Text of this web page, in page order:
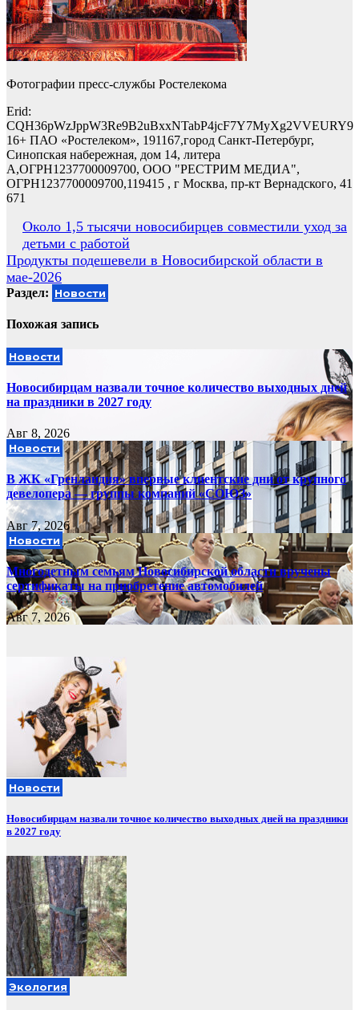
Фотографии пресс-службы Ростелекома
Erid:
CQH36pWzJppW3Re9B2uBxxNTabP4jcF7Y7MyXg2VVEURY9
16+ ПАО «Ростелеком», 191167,город Санкт-Петербург,
Синопская набережная, дом 14, литера
А,ОГРН1237700009700, ООО "РЕСТРИМ МЕДИА",
ОГРН1237700009700,119415 , г Москва, пр-кт Вернадского, 41
671
Навигация
по
записям
Около 1,5 тысячи новосибирцев совместили уход за
детьми с работой
Продукты подешевели в Новосибирской области в
мае-2026
Раздел: Новости
Похожая запись
Новости
Новосибирцам назвали точное количество выходных дней
на праздники в 2027 году
Авг 8, 2026
Новости
В ЖК «Гренландия» впервые клиентские дни от крупного
девелопера — группы компаний «СОЮЗ»
Авг 7, 2026
Новости
Многодетным семьям Новосибирской области вручены
сертификаты на приобретение автомобилей
Авг 7, 2026
Новости
Новосибирцам назвали точное количество выходных дней на праздники
в 2027 году
Экология